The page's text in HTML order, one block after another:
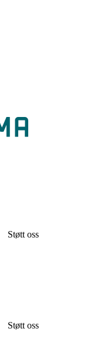
Støtt oss
Støtt oss